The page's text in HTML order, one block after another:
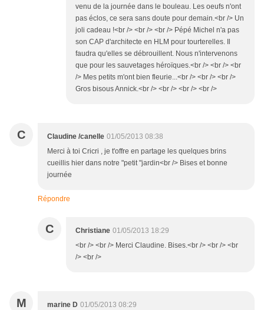
venu de la journée dans le bouleau. Les oeufs n'ont
pas éclos, ce sera sans doute pour demain.<br /> Un
joli cadeau !<br /> <br /> <br /> Pépé Michel n'a pas
son CAP d'architecte en HLM pour tourterelles. Il
faudra qu'elles se débrouillent. Nous n'intervenons
que pour les sauvetages héroïques.<br /> <br /> <br
/> Mes petits m'ont bien fleurie...<br /> <br /> <br />
Gros bisous Annick.<br /> <br /> <br /> <br />
C Claudine /canelle 01/05/2013 08:38
Merci à toi Cricri , je t'offre en partage les quelques brins
cueillis hier dans notre "petit "jardin<br /> Bises et bonne
journée
Répondre
C Christiane 01/05/2013 18:29
<br /> <br /> Merci Claudine. Bises.<br /> <br /> <br
/> <br />
M marine D 01/05/2013 08:29